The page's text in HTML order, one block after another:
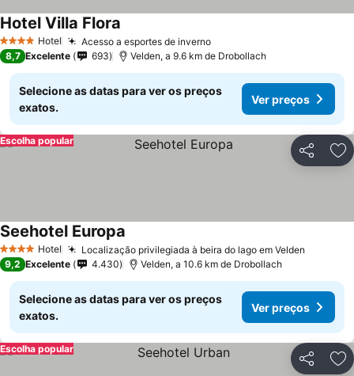
4 EstrelasHotel Acesso a esportes de inverno
Hotel Villa Flora
8,7 Excelente 693 Velden, a 9.6 km de Drobollach
Selecione as datas para ver os preços
exatos.
Ver preços
Partilhar
Escolha popular
4 EstrelasHotel Localização privilegiada à beira do lago em Velden
Seehotel Europa
9,2 Excelente 4.430 Velden, a 10.6 km de Drobollach
Selecione as datas para ver os preços
exatos.
Ver preços
Partilhar
Escolha popular